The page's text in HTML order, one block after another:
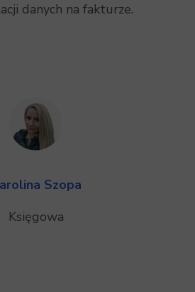
danych na fakturze.
Szopa
Księgowa